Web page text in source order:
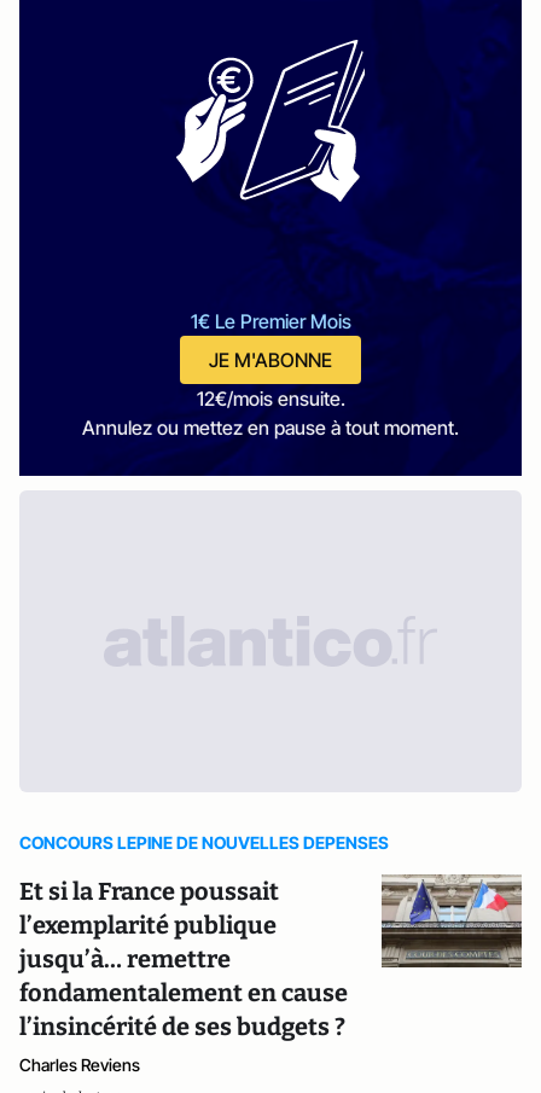
1€ Le Premier Mois
JE M'ABONNE
12€/mois ensuite.
Annulez ou mettez en pause à tout moment.
CONCOURS LEPINE DE NOUVELLES DEPENSES
Et si la France poussait
l’exemplarité publique
jusqu’à… remettre
fondamentalement en cause
l’insincérité de ses budgets ?
Charles Reviens